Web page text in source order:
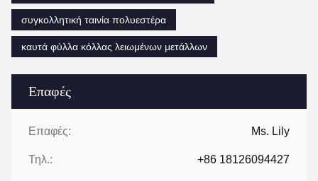
Επαφές
Επαφές: Ms. Lily
Τηλ.: +86 18126094427
συγκολλητική ταινία πολυεστέρα
καυτά φύλλα κόλλας λειωμένων μετάλλων